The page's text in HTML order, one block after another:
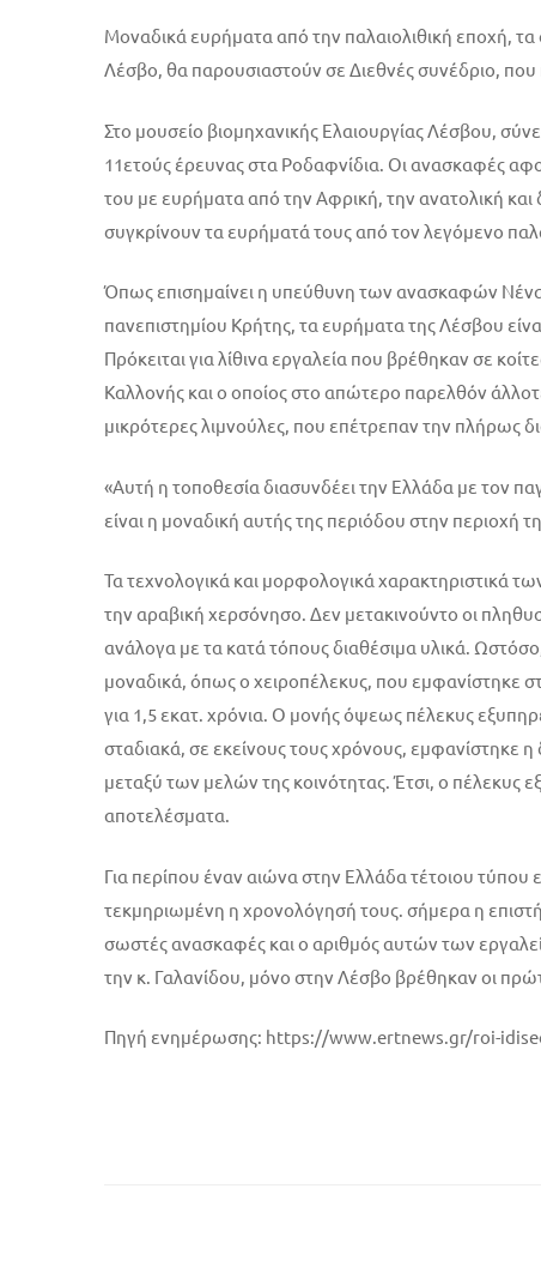
Μοναδικά ευρήματα από την παλαιολιθική εποχή,
Λέσβο, θα παρουσιαστούν σε Διεθνές συνέδριο, που
Στο μουσείο βιομηχανικής Ελαιουργίας Λέσβου,
11ετούς έρευνας στα Ροδαφνίδια. Οι ανασκαφές
του με ευρήματα από την Αφρική, την ανατολική
συγκρίνουν τα ευρήματά τους από τον λεγόμενο
Όπως επισημαίνει η υπεύθυνη των ανασκαφών Νένα
πανεπιστημίου Κρήτης, τα ευρήματα της Λέσβου
Πρόκειται για λίθινα εργαλεία που βρέθηκαν σε
Καλλονής και ο οποίος στο απώτερο παρελθόν
μικρότερες λιμνούλες, που επέτρεπαν την πλήρως
«Αυτή η τοποθεσία διασυνδέει την Ελλάδα με τον
είναι η μοναδική αυτής της περιόδου στην περιοχή
Τα τεχνολογικά και μορφολογικά χαρακτηριστικά
την αραβική χερσόνησο. Δεν μετακινούντο οι
ανάλογα με τα κατά τόπους διαθέσιμα υλικά.
μοναδικά, όπως ο χειροπέλεκυς, που εμφανίστηκε
για 1,5 εκατ. χρόνια. Ο μονής όψεως πέλεκυς
σταδιακά, σε εκείνους τους χρόνους, εμφανίστηκε η
μεταξύ των μελών της κοινότητας. Έτσι, ο πέλεκυς
αποτελέσματα.
Για περίπου έναν αιώνα στην Ελλάδα τέτοιου
τεκμηριωμένη η χρονολόγησή τους. σήμερα η
σωστές ανασκαφές και ο αριθμός αυτών των
την κ. Γαλανίδου, μόνο στην Λέσβο βρέθηκαν οι
Πηγή ενημέρωσης: https://www.ertnews.gr/roi-